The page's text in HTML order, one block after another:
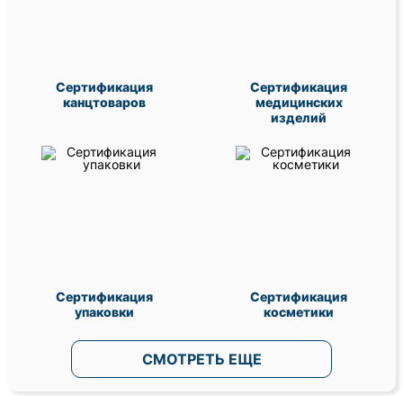
Сертификация
канцтоваров
Сертификация
медицинских
изделий
Сертификация
упаковки
Сертификация
косметики
СМОТРЕТЬ ЕЩЕ